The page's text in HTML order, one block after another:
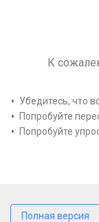
К
Убедитесь, что
Попробуйте
Попробуйте
Полная версия